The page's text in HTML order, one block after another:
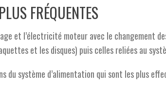
FRÉQUENTES
et l’électricité moteur avec le changement
et les disques) puis celles reliées au
du système d’alimentation qui sont les plus